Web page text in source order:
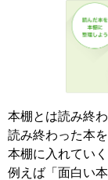
本棚とは読み終
読み終わった本
本棚に入れていく
例えば「面白い